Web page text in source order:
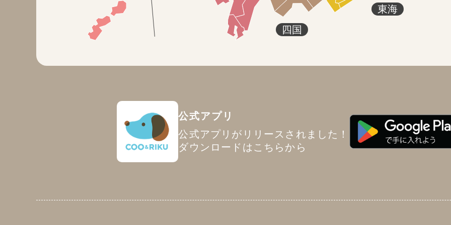
東海
四国
公式アプリ
公式アプリがリリースされました！
ダウンロードはこちらから